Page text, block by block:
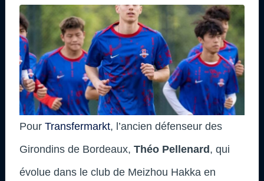
Pour Transfermarkt, l’ancien défenseur des
Girondins de Bordeaux, Théo Pellenard, qui
évolue dans le club de Meizhou Hakka en